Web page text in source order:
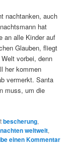
nachtanken, auch
hat
an alle Kinder auf
Glauben, fliegt
vorbei, denn
her kommen
vermerkt. Santa
muss, um die
bescherung,
weltweit,
einen Kommentar